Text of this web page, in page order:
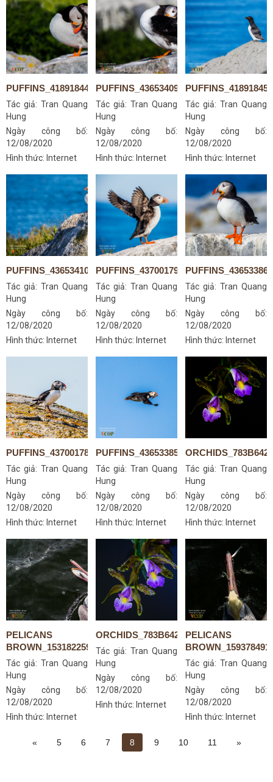
PUFFINS_41891844610
Tác giả:Tran Quang
Hung
Ngày công bố:
12/08/2020
Hình thức: Internet
PUFFINS_43653409732
Tác giả: Tran Quang
Hung
Ngày công bố:
12/08/2020
Hình thức: Internet
Tác giả: Tran Quang
Hung
Ngày công bố:
12/08/2020
Hình thức: Internet
PUFFINS_43653410182
Tác giả:Tran Quang
Hung
Ngày công bố:
12/08/2020
Hình thức: Internet
PUFFINS_43700179501
Tác giả: Tran Quang
Hung
Ngày công bố:
12/08/2020
Hình thức: Internet
Tác giả: Tran Quang
Hung
Ngày công bố:
12/08/2020
Hình thức: Internet
PUFFINS_43700178921
Tác giả:Tran Quang
Hung
Ngày công bố:
12/08/2020
Hình thức: Internet
PUFFINS_43653385942
Tác giả: Tran Quang
Hung
Ngày công bố:
12/08/2020
Hình thức: Internet
Tác giả: Tran Quang
Hung
Ngày công bố:
12/08/2020
Hình thức: Internet
PELICANS
BROWN_15318225923
Tác giả:Tran Quang
Hung
Ngày công bố:
12/08/2020
Hình thức: Internet
ORCHIDS_783B6421S
Tác giả: Tran Quang
Hung
Ngày công bố:
12/08/2020
Hình thức: Internet
PELICANS
Tác giả: Tran Quang
Hung
Ngày công bố:
12/08/2020
Hình thức: Internet
« 5 6 7 8 9 10 11 »